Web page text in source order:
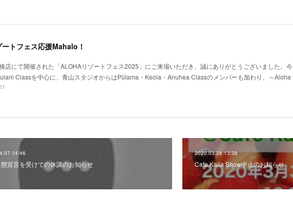
トフェス応援Mahalo！
店にて開催された「ALOHAリゾートフェス2025」にご来場いただき、誠にありがとうございました。
Classを中心に、青山スタジオからはPūlama・Keola・Anuhea Classのメンバーも加わり、～
14:46
宣言を受けての休講のお知らせ
2020.03.28 13:36
Cafe Kaila Show中止のお知らせ